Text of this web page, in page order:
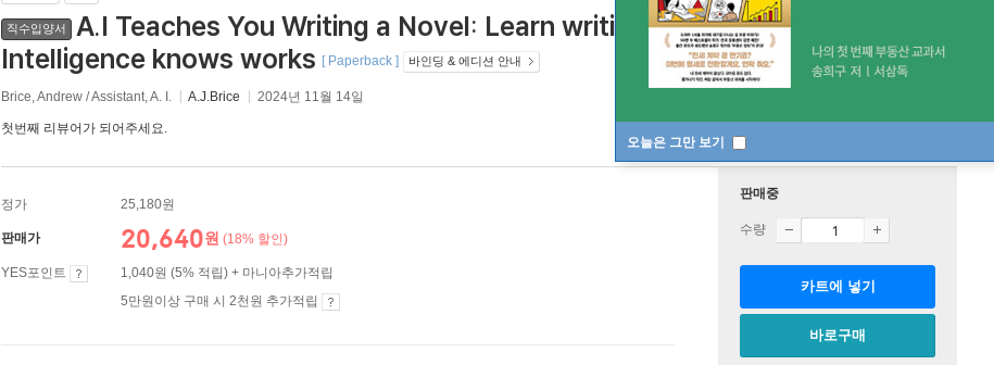
오늘은 그만 보기
직수입양서
A.I Teaches You Writing a Novel: Learn writing styles the way Artificial
Intelligence knows works [ Paperback ] 바인딩 & 에디션 안내
Brice, Andrew / Assistant, A. I. A.J.Brice 2024년 11월 14일
첫번째 리뷰어가 되어주세요.
정가 25,180원
판매가 20,640원 (18% 할인)
YES포인트
1,040원 (5% 적립) + 마니아추가적립
5만원이상 구매 시 2천원 추가적립
판매중
수량
카트에 넣기
바로구매